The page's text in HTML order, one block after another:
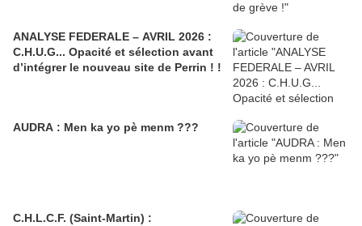
ANALYSE FEDERALE – AVRIL 2026 :
C.H.U.G... Opacité et sélection avant
d’intégrer le nouveau site de Perrin ! !
AUDRA : Men ka yo pè menm ???
C.H.L.C.F. (Saint-Martin) :